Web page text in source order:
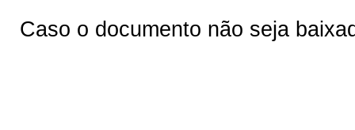
Caso o documento não seja